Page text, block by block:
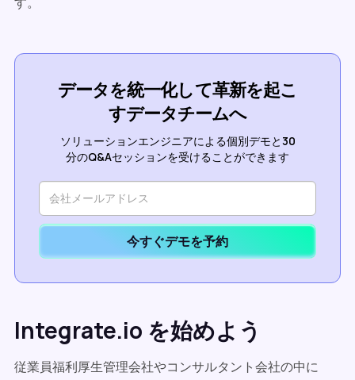
データを統一化して革新を起こ
すデータチームへ
ソリューションエンジニアによる個別デモと30
分のQ&Aセッションを受けることができます
今すぐデモを予約
Integrate.io を始めよう
従業員福利厚生管理会社やコンサルタント会社の中に